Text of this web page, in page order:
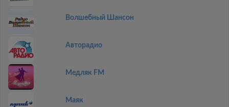
Волшебный Шансон
Авторадио
Медляк FM
Маяк